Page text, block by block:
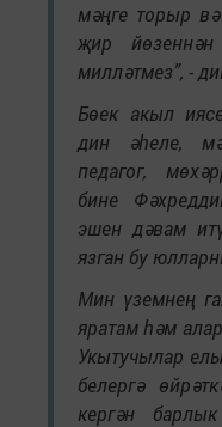
мәңге торыр
җир
милләтмез”, -
Бөек акыл
дин әһеле,
педагог,
бине
эшен дәвам
язган бу
Мин үземнең
яратам һәм
Укытучылар
белергә
кергән